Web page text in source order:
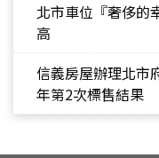
北市車位『奢侈的
高
信義房屋辦理北市
年第2次標售結果